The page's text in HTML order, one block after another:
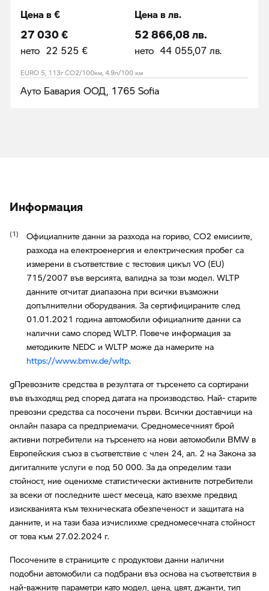
Цена в €
27 030 €
нето 22 525 €
Цена в лв.
52 866,08 лв.
нето 44 055,07 лв.
EURO 5, 113г CO2/100км, 4.9л/100 км
Ауто Бавария ООД, 1765 Sofia
Информация
Официалните данни за разхода на гориво, CO2 емисиите,
разхода на електроенергия и електрическия пробег са
измерени в съответствие с тестовия цикъл VO (EU)
715/2007 във версията, валидна за този модел. WLTP
данните отчитат диапазона при всички възможни
допълнителни оборудвания. За сертифицираните след
01.01.2021 година автомобили официалните данни са
налични само според WLTP. Повече информация за
методиките NEDC и WLTP може да намерите на
https://www.bmw.de/wltp.
gПревозните средства в резултата от търсенето са сортирани
във възходящ ред според датата на производство. Най- старите
превозни средства са посочени първи. Всички доставчици на
онлайн пазара са предприемачи. Средномесечният брой
активни потребители на търсенето на нови автомобили BMW в
Европейския съюз в съответствие с член 24, ал. 2 на Закона за
дигиталните услуги е под 50 000. За да определим тази
стойност, ние оценихме статистически активните потребители
за всеки от последните шест месеца, като взехме предвид
изискванията към техническата обезпеченост и защитата на
данните, и на тази база изчислихме средномесечната стойност
от това към 27.02.2024 г.
Посочените в страниците с продуктови данни налични
подобни автомобили са подбрани въз основа на съответствия в
най-важните параметри като модел, цена, цвят, джанти, тип